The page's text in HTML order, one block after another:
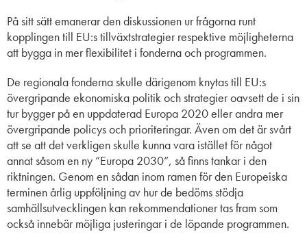
På sitt sätt emanerar den diskussionen ur frågorna runt
kopplingen till EU:s tillväxtstrategier respektive möjligheterna
att bygga in mer flexibilitet i fonderna och programmen.
De regionala fonderna skulle därigenom knytas till EU:s
övergripande ekonomiska politik och strategier oavsett de i sin
tur bygger på en uppdaterad Europa 2020 eller andra mer
övergripande policys och prioriteringar. Även om det är svårt
att se att det verkligen skulle kunna vara istället för något
annat såsom en ny ”Europa 2030”, så finns tankar i den
riktningen. Genom en sådan inom ramen för den Europeiska
terminen årlig uppföljning av hur de bedöms stödja
samhällsutvecklingen kan rekommendationer tas fram som
också innebär möjliga justeringar i de löpande programmen.